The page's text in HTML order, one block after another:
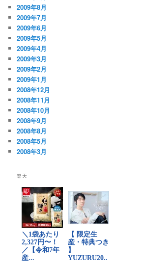
2009年8月
2009年7月
2009年6月
2009年5月
2009年4月
2009年3月
2009年2月
2009年1月
2008年12月
2008年11月
2008年10月
2008年9月
2008年8月
2008年5月
2008年3月
楽天